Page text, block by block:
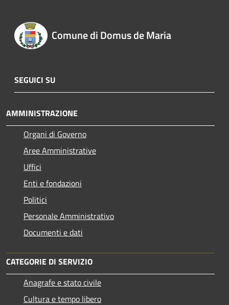
Comune di Domus de Maria
SEGUICI SU
AMMINISTRAZIONE
Organi di Governo
Aree Amministrative
Uffici
Enti e fondazioni
Politici
Personale Amministrativo
Documenti e dati
CATEGORIE DI SERVIZIO
Anagrafe e stato civile
Cultura e tempo libero